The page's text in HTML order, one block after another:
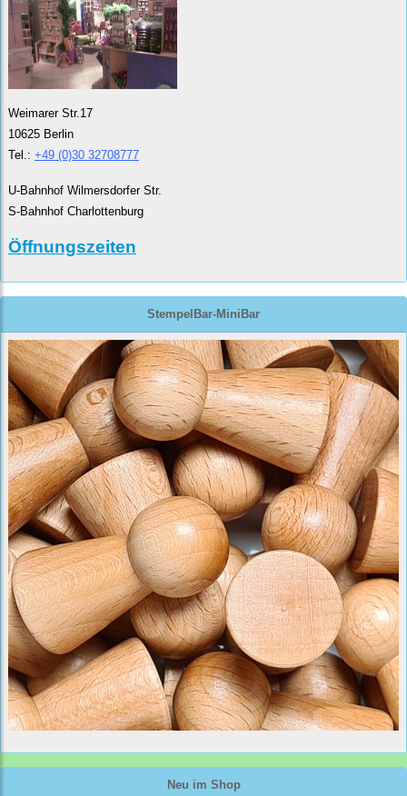
Weimarer Str.17
10625 Berlin
Tel.: +49 (0)30 32708777
U-Bahnhof Wilmersdorfer Str.
S-Bahnhof Charlottenburg
Öffnungszeiten
StempelBar-MiniBar
Neu im Shop